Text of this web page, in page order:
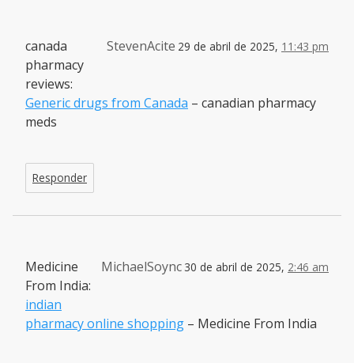
StevenAcite 29 de abril de 2025, 11:43 pm
canada
pharmacy
reviews:
Generic drugs from Canada – canadian pharmacy
meds
Responder
MichaelSoync 30 de abril de 2025, 2:46 am
Medicine
From India:
indian
pharmacy online shopping – Medicine From India